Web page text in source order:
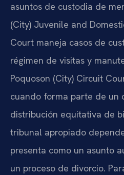
asuntos de custodia de
(City) Juvenile and
Court maneja casos de
régimen de visitas y
Poquoson (City) Circuit
cuando forma parte de un
distribución equitativa de
tribunal apropiado
presenta como un asunto
un proceso de divorcio.